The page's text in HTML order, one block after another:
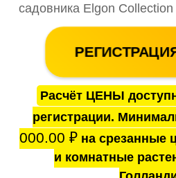
садовника Elgon Collection
Расчёт ЦЕНЫ
регистрации.
000.00 ₽на срезанные
и комнатные